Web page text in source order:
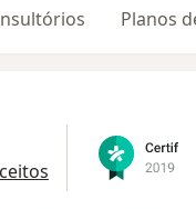
Planos